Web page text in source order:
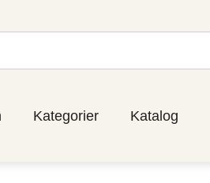
Kategorier Katalog